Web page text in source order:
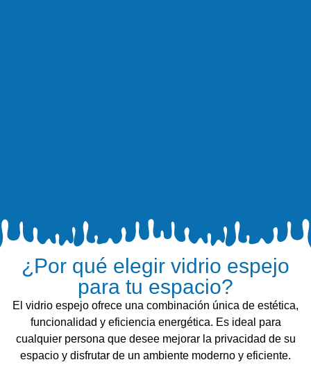
¿Por qué elegir vidrio espejo
para tu espacio?
El vidrio espejo ofrece una combinación única de estética,
funcionalidad y eficiencia energética. Es ideal para
cualquier persona que desee mejorar la privacidad de su
espacio y disfrutar de un ambiente moderno y eficiente.